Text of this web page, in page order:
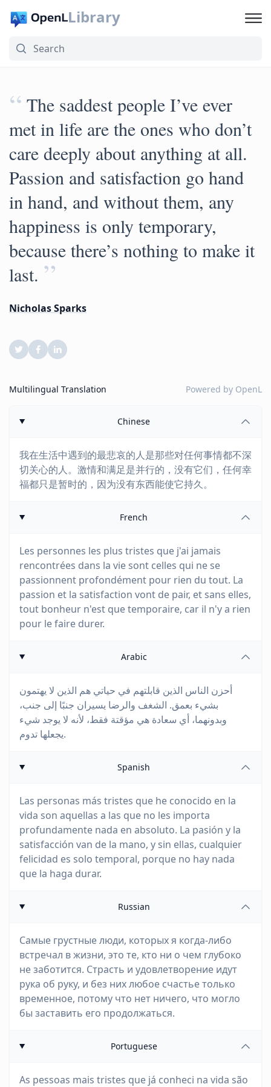
Library
“ The saddest people I’ve ever
met in life are the ones who don’t
care deeply about anything at all.
Passion and satisfaction go hand
in hand, and without them, any
happiness is only temporary,
because there’s nothing to make it
last. ”
Nicholas Sparks
Multilingual Translation Powered by OpenL
Chinese
我在生活中遇到的最悲哀的人是那些对任何事情都不深
切关心的人。激情和满足是并行的，没有它们，任何幸
福都只是暂时的，因为没有东西能使它持久。
French
Les personnes les plus tristes que j'ai jamais
rencontrées dans la vie sont celles qui ne se
passionnent profondément pour rien du tout. La
passion et la satisfaction vont de pair, et sans elles,
tout bonheur n'est que temporaire, car il n'y a rien
pour le faire durer.
Arabic
أحزن الناس الذين قابلتهم في حياتي هم الذين لا يهتمون
بشيء بعمق. الشغف والرضا يسيران جنبًا إلى جنب،
وبدونهما، أي سعادة هي مؤقتة فقط، لأنه لا يوجد شيء
يجعلها تدوم.
Spanish
Las personas más tristes que he conocido en la
vida son aquellas a las que no les importa
profundamente nada en absoluto. La pasión y la
satisfacción van de la mano, y sin ellas, cualquier
felicidad es solo temporal, porque no hay nada
que la haga durar.
Russian
Самые грустные люди, которых я когда-либо
встречал в жизни, это те, кто ни о чем глубоко
не заботится. Страсть и удовлетворение идут
рука об руку, и без них любое счастье только
временное, потому что нет ничего, что могло
бы заставить его продолжаться.
Portuguese
As pessoas mais tristes que já conheci na vida são